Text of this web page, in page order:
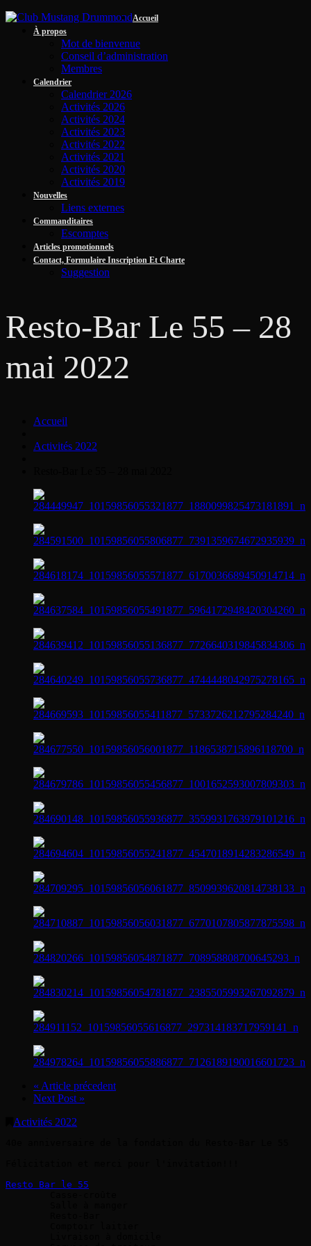
Accueil
À propos
Mot de bienvenue
Conseil d’administration
Membres
Calendrier
Calendrier 2026
Activités 2026
Activités 2024
Activités 2023
Activités 2022
Activités 2021
Activités 2020
Activités 2019
Nouvelles
Liens externes
Commanditaires
Escomptes
Articles promotionnels
Contact, Formulaire Inscription Et Charte
Suggestion
Resto-Bar Le 55 – 28
mai 2022
Accueil
Activités 2022
« Article précedent
Next Post »
Activités 2022
Resto Bar le 55